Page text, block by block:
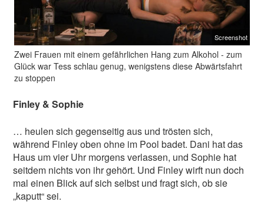
Screenshot
Zwei Frauen mit einem gefährlichen Hang zum Alkohol - zum
Glück war Tess schlau genug, wenigstens diese Abwärtsfahrt
zu stoppen
Finley & Sophie
… heulen sich gegenseitig aus und trösten sich,
während Finley oben ohne im Pool badet. Dani hat das
Haus um vier Uhr morgens verlassen, und Sophie hat
seitdem nichts von ihr gehört. Und Finley wirft nun doch
mal einen Blick auf sich selbst und fragt sich, ob sie
„kaputt“ sei.